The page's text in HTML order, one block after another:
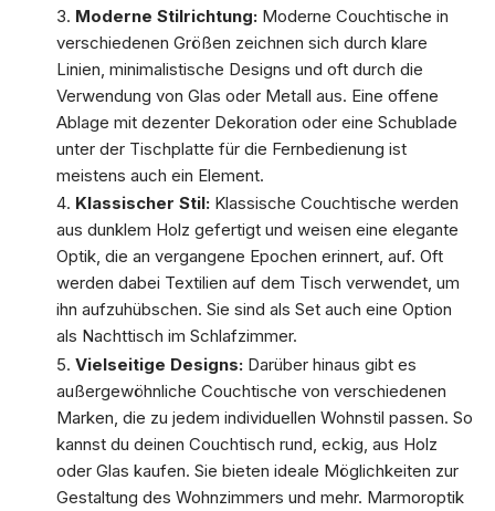
Moderne Stilrichtung:Moderne Couchtische in
verschiedenen Größen zeichnen sich durch klare
Linien, minimalistische Designs und oft durch die
Verwendung von Glas oder Metall aus. Eine offene
Ablage mit dezenter Dekoration oder eine Schublade
unter der Tischplatte für die Fernbedienung ist
meistens auch ein Element.
Klassischer Stil:Klassische Couchtische werden
aus dunklem Holz gefertigt und weisen eine elegante
Optik, die an vergangene Epochen erinnert, auf. Oft
werden dabei Textilien auf dem Tisch verwendet, um
ihn aufzuhübschen. Sie sind als Set auch eine Option
als Nachttisch im Schlafzimmer.
Vielseitige Designs:Darüber hinaus gibt es
außergewöhnliche Couchtische von verschiedenen
Marken, die zu jedem individuellen Wohnstil passen. So
kannst du deinen Couchtisch rund, eckig, aus Holz
oder Glas kaufen. Sie bieten ideale Möglichkeiten zur
Gestaltung des Wohnzimmers und mehr. Marmoroptik